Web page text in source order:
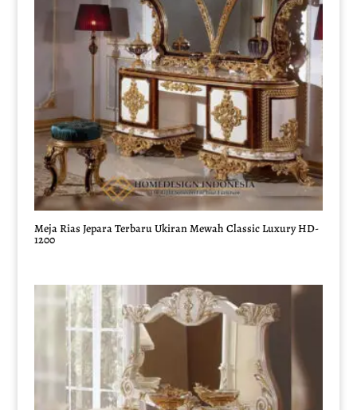
Meja Rias Jepara Terbaru Ukiran Mewah Classic Luxury HD-
1200